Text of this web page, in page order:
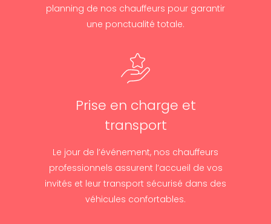
planning de nos chauffeurs pour garantir
une ponctualité totale.
Prise en charge et
transport
Le jour de l’événement, nos chauffeurs
professionnels assurent l’accueil de vos
invités et leur transport sécurisé dans des
véhicules confortables.